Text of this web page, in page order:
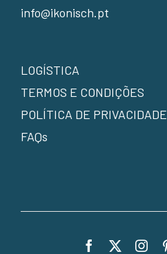
info@ikonisch.pt
LOGÍSTICA
TERMOS E CONDIÇÕES
POLÍTICA DE PRIVACIDADE
FAQs